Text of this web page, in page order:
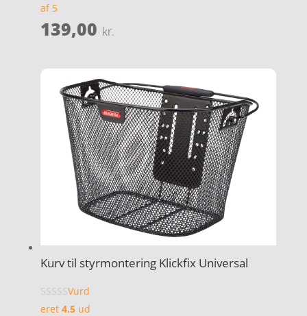
af 5
139,00 kr.
Kurv til styrmontering Klickfix Universal
Vurd
eret 4.5ud